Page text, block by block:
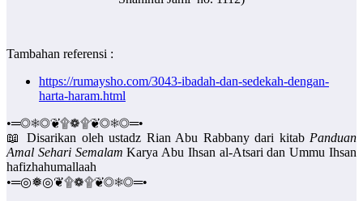
Tambahan referensi :
https://rumaysho.com/3043-ibadah-dan-sedekah-dengan-
harta-haram.html
•═◎❅◎❦۩❁۩❦◎❅◎═•
📖 Disarikan oleh ustadz Rian Abu Rabbany dari kitab Panduan
Amal Sehari Semalam Karya Abu Ihsan al-Atsari dan Ummu Ihsan
hafizhahumallaah
•═◎❅◎❦۩❁۩❦◎❅◎═•